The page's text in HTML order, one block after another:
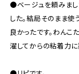
●ベージュを頼みまし
した。結局そのまま使
良かったです。わんこ
濯してからの粘着力に